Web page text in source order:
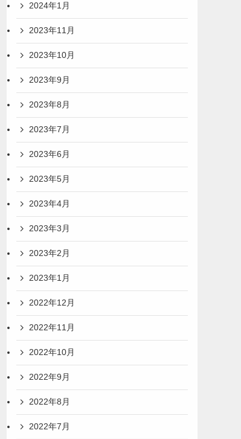
2024年1月
2023年11月
2023年10月
2023年9月
2023年8月
2023年7月
2023年6月
2023年5月
2023年4月
2023年3月
2023年2月
2023年1月
2022年12月
2022年11月
2022年10月
2022年9月
2022年8月
2022年7月